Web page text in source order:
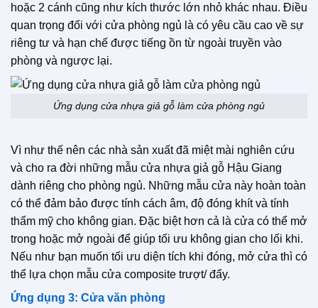
hoặc 2 cánh cũng như kích thước lớn nhỏ khác nhau. Điều
quan trọng đối với cửa phòng ngủ là có yêu cầu cao về sự
riêng tư và hạn chế được tiếng ồn từ ngoài truyền vào
phòng và ngược lại.
Ứng dụng cửa nhựa giả gỗ làm cửa phòng ngủ
Vì như thế nên các nhà sản xuất đã miệt mài nghiên cứu
và cho ra đời những mẫu cửa nhựa giả gỗ Hậu Giang
dành riêng cho phòng ngủ. Những mẫu cửa này hoàn toàn
có thể đảm bảo được tính cách âm, độ đóng khít và tính
thẩm mỹ cho không gian. Đặc biệt hơn cả là cửa có thể mở
trong hoặc mở ngoài để giúp tối ưu không gian cho lối khi.
Nếu như bạn muốn tối ưu diện tích khi đóng, mở cửa thì có
thể lựa chọn mẫu cửa composite trượt/ đẩy.
Ứng dụng 3: Cửa văn phòng